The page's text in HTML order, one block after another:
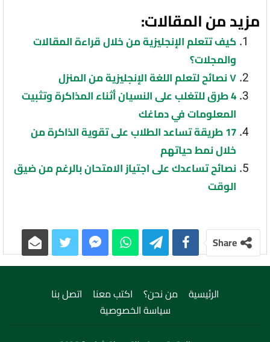
مزيد من المقالات:
كيف تتعلم الإنجليزية من خلال قراءة المقالات
والمجلات؟
٧ نصائح لتعلم اللغة الإنجليزية من المنزل
4 طرق للتغلب على النسيان أثناء المذاكرة وتثبيت
المعلومات في دماغك
17 طريقة تساعد الطلاب على تقوية الذاكرة من
خلال نمط حياتهم
نصائح تساعدك على اجتياز الامتحان بالرغم من ضيق
الوقت
Share
الرئيسية من نحن؟ اكتب معنا
اتصل بنا
سياسة الخصوصية